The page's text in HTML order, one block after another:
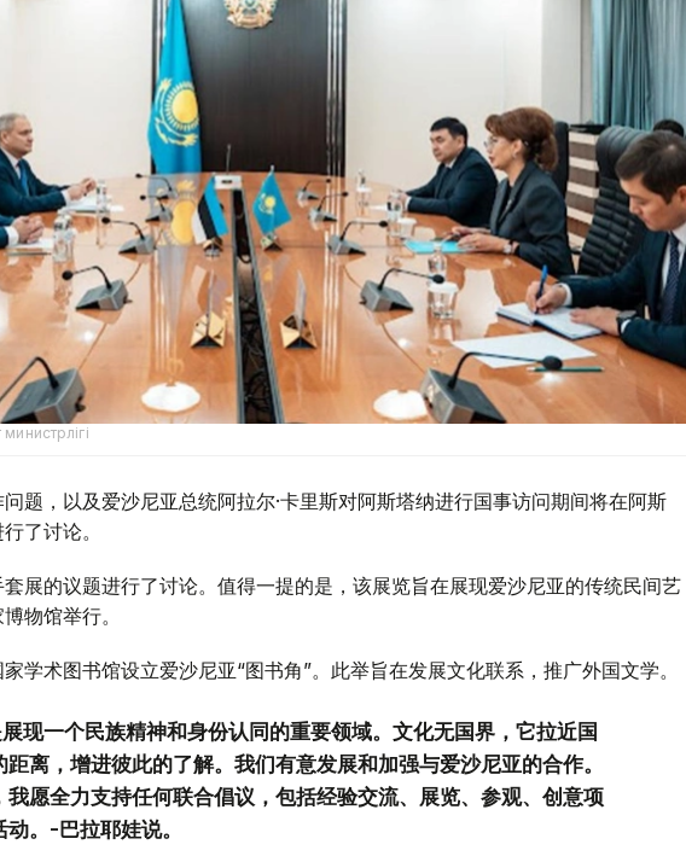
题，以及爱沙尼亚总统阿拉尔·卡里斯对阿斯塔纳进行国事访问期间将在阿斯
了讨论。
展的议题进行了讨论。值得一提的是，该展览旨在展现爱沙尼亚的传统民间艺
物馆举行。
学术图书馆设立爱沙尼亚“图书角”。此举旨在发展文化联系，推广外国文学。
现一个民族精神和身份认同的重要领域。文化无国界，它拉近国
离，增进彼此的了解。我们有意发展和加强与爱沙尼亚的合作。
我愿全力支持任何联合倡议，包括经验交流、展览、参观、创意项
。-巴拉耶娃说。